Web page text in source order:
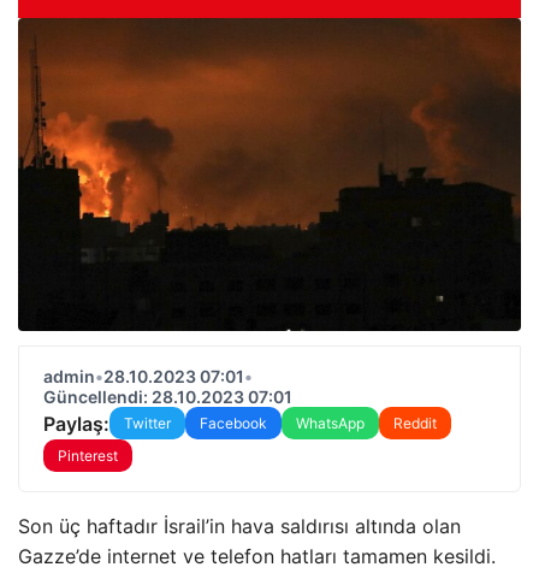
admin•28.10.2023 07:01•
Güncellendi: 28.10.2023 07:01
Paylaş: Twitter Facebook WhatsApp
Reddit
Pinterest
Son üç haftadır İsrail’in hava saldırısı altında olan
Gazze’de internet ve telefon hatları tamamen kesildi.